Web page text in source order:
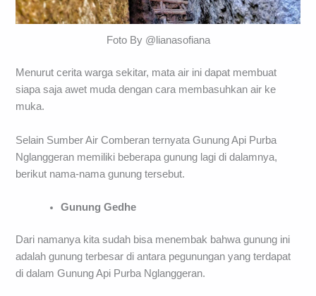
Foto By @lianasofiana
Menurut cerita warga sekitar, mata air ini dapat membuat
siapa saja awet muda dengan cara membasuhkan air ke
muka.
Selain Sumber Air Comberan ternyata Gunung Api Purba
Nglanggeran memiliki beberapa gunung lagi di dalamnya,
berikut nama-nama gunung tersebut.
Gunung Gedhe
Dari namanya kita sudah bisa menembak bahwa gunung ini
adalah gunung terbesar di antara pegunungan yang terdapat
di dalam Gunung Api Purba Nglanggeran.